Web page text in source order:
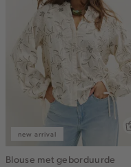
new arrival
Blouse met geborduurde